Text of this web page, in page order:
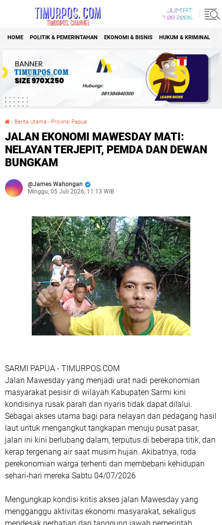
JUM'AT
7 08 2026
HOME POLITIK & PEMERINTAHAN EKONOMI & BISNIS HUKUM & KRIMINAL
› Berita Utama › Provinsi Papua
JALAN EKONOMI MAWESDAY MATI:
NELAYAN TERJEPIT, PEMDA DAN DEWAN
BUNGKAM
James Wahongan
Minggu, 05 Juli 2026, 11:13 WIB
SARMI PAPUA - TIMURPOS.COM
Jalan Mawesday yang menjadi urat nadi perekonomian
masyarakat pesisir di wilayah Kabupaten Sarmi kini
kondisinya rusak parah dan nyaris tidak dapat dilalui.
Sebagai akses utama bagi para nelayan dan pedagang hasil
laut untuk mengangkut tangkapan menuju pusat pasar,
jalan ini kini berlubang dalam, terputus di beberapa titik, dan
kerap tergenang air saat musim hujan. Akibatnya, roda
perekonomian warga terhenti dan membebani kehidupan
sehari‑hari mereka Sabtu 04/07/2026
Mengungkap kondisi kritis akses jalan Mawesday yang
mengganggu aktivitas ekonomi masyarakat, sekaligus